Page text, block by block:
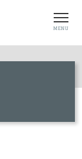
MENU